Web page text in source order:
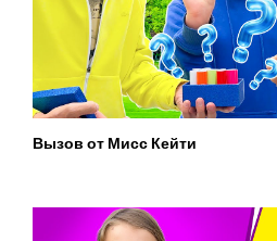
Вызов от Мисс Кейти